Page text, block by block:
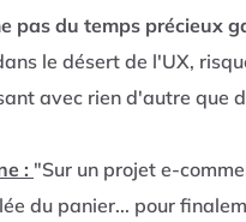
pas du temps précieux
le désert de l'UX,
avec rien d'autre que
: "Sur un projet e-
du panier... pour